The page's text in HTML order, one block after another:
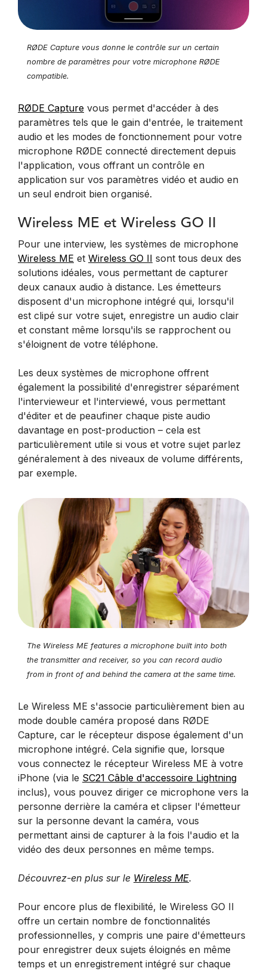
RØDE Capture vous donne le contrôle sur un certain
nombre de paramètres pour votre microphone RØDE
compatible.
RØDE Capture vous permet d'accéder à des
paramètres tels que le gain d'entrée, le traitement
audio et les modes de fonctionnement pour votre
microphone RØDE connecté directement depuis
l'application, vous offrant un contrôle en
application sur vos paramètres vidéo et audio en
un seul endroit bien organisé.
Wireless ME et Wireless GO II
Pour une interview, les systèmes de microphone
Wireless ME et Wireless GO II sont tous deux des
solutions idéales, vous permettant de capturer
deux canaux audio à distance. Les émetteurs
disposent d'un microphone intégré qui, lorsqu'il
est clipé sur votre sujet, enregistre un audio clair
et constant même lorsqu'ils se rapprochent ou
s'éloignent de votre téléphone.
Les deux systèmes de microphone offrent
également la possibilité d'enregistrer séparément
l'intervieweur et l'interviewé, vous permettant
d'éditer et de peaufiner chaque piste audio
davantage en post-production – cela est
particulièrement utile si vous et votre sujet parlez
généralement à des niveaux de volume différents,
par exemple.
The Wireless ME features a microphone built into both
the transmitter and receiver, so you can record audio
from in front of and behind the camera at the same time.
Le Wireless ME s'associe particulièrement bien au
mode double caméra proposé dans RØDE
Capture, car le récepteur dispose également d'un
microphone intégré. Cela signifie que, lorsque
vous connectez le récepteur Wireless ME à votre
iPhone (via le SC21 Câble d'accessoire Lightning
inclus), vous pouvez diriger ce microphone vers la
personne derrière la caméra et clipser l'émetteur
sur la personne devant la caméra, vous
permettant ainsi de capturer à la fois l'audio et la
vidéo des deux personnes en même temps.
Découvrez-en plus sur le Wireless ME.
Pour encore plus de flexibilité, le Wireless GO II
offre un certain nombre de fonctionnalités
professionnelles, y compris une paire d'émetteurs
pour enregistrer deux sujets éloignés en même
temps et un enregistrement intégré sur chaque